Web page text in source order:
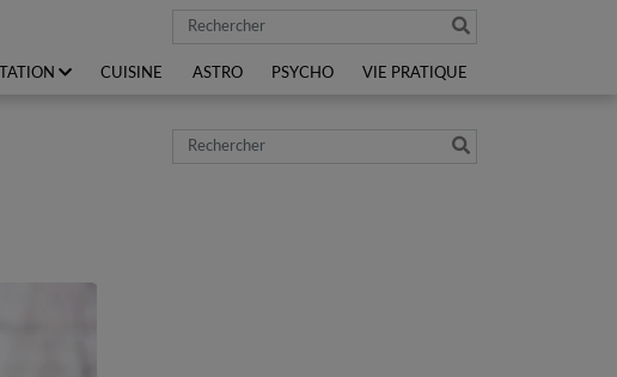
Rechercher
CUISINE ASTRO PSYCHO VIE PRATIQUE
Rechercher